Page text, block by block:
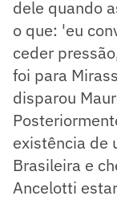
dele quando
o que: 'eu
ceder
foi para
disparou
existência de
Brasileira e
Ancelotti